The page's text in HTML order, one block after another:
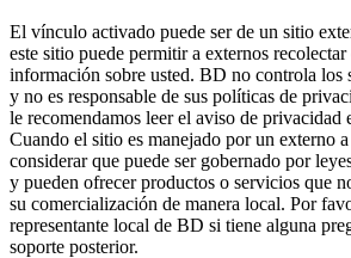
El vínculo activado puede ser de un sitio
este sitio puede permitir a externos
información sobre usted. BD no controla los
y no es responsable de sus políticas de
le recomendamos leer el aviso de privacidad
Cuando el sitio es manejado por un externo
considerar que puede ser gobernado por
y pueden ofrecer productos o servicios que
su comercialización de manera local. Por
representante local de BD si tiene alguna
soporte posterior.